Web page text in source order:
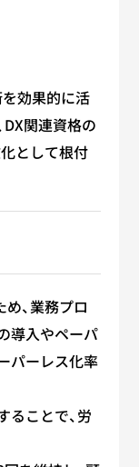
効果的に活
DX関連資格の
として根付
、業務プロ
導入やペーパ
パーレス化率
ることで、労